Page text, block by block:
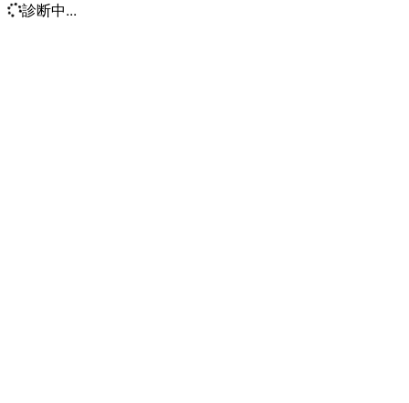
診断中...